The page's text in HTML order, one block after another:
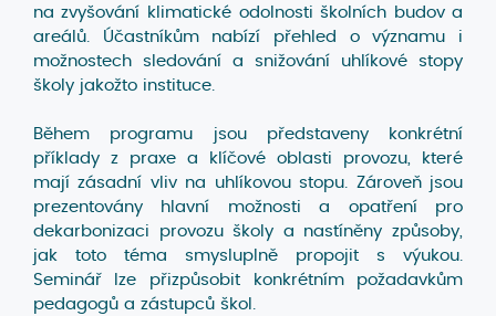
na zvyšování klimatické odolnosti školních budov a
areálů. Účastníkům nabízí přehled o významu i
možnostech sledování a snižování uhlíkové stopy
školy jakožto instituce.
Během programu jsou představeny konkrétní
příklady z praxe a klíčové oblasti provozu, které
mají zásadní vliv na uhlíkovou stopu. Zároveň jsou
prezentovány hlavní možnosti a opatření pro
dekarbonizaci provozu školy a nastíněny způsoby,
jak toto téma smysluplně propojit s výukou.
Seminář lze přizpůsobit konkrétním požadavkům
pedagogů a zástupců škol.